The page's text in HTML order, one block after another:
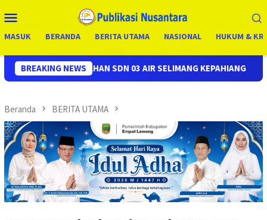
ke
Mobile
MASUK BERANDA BERITA UTAMA NASIONAL HUKUM &
BREAKING NEWS
03 AIR SELIMANG KEPAHIANG Tangis Haru dan
Beranda BERITA UTAMA